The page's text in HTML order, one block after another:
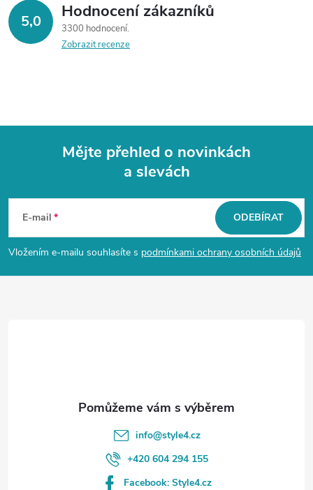
5,0 Hodnocení zákazníků
3300 hodnocení
Zobrazit recenze
p
a
Mějte přehled o novinkách
a slevách
E-mail
Vložením e-mailu souhlasíte s podmínkami ochrany osobních údajů
ODEBÍRAT
info@style4.cz
+420 604 294 155
Facebook: Style4.cz